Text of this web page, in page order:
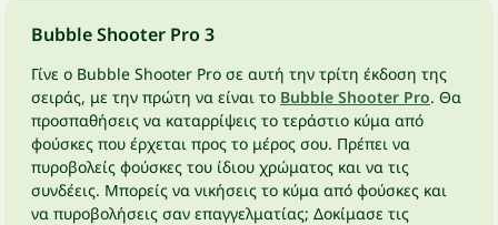
Bubble Shooter Pro 3
Γίνε ο Bubble Shooter Pro σε αυτή την τρίτη έκδοση της
σειράς, με την πρώτη να είναι το Bubble Shooter Pro. Θα
προσπαθήσεις να καταρρίψεις το τεράστιο κύμα από
φούσκες που έρχεται προς το μέρος σου. Πρέπει να
πυροβολείς φούσκες του ίδιου χρώματος και να τις
συνδέεις. Μπορείς να νικήσεις το κύμα από φούσκες και
να πυροβολήσεις σαν επαγγελματίας; Δοκίμασε τις